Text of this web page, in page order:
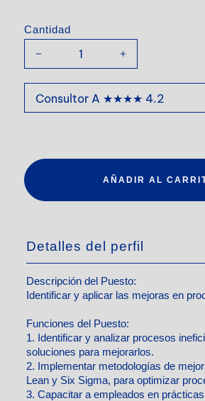
Cantidad
AÑADIR AL
Detalles del perfil
Descripción del Puesto:
Identificar y aplicar las mejoras en
Funciones del Puesto:
1. Identificar y analizar procesos
soluciones para mejorarlos.
2. Implementar metodologías de
Lean y Six Sigma, para optimizar
3. Capacitar a empleados en